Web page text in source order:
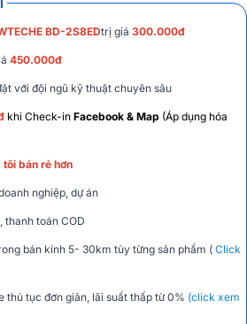
BD-2S8EDtrị giá 300.000đ
450.000đ
với đội ngũ kỹ thuật chuyên sâu
khi Check-in Facebook & Map (Áp dụng hóa
bán rẻ hơn
nghiệp, dự án
thanh toán COD
bán kính 5- 30km tùy từng sản phẩm ( Click
thủ tục đơn giản, lãi suất thấp từ 0% (click xem